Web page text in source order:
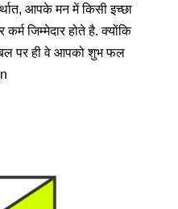
आपके मन में किसी इच्छा
जिम्मेदार होते है. क्योंकि
पर ही वे आपको शुभ फल